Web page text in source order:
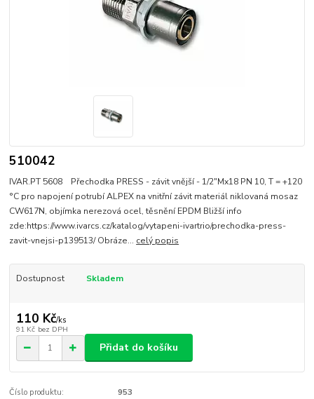
510042
IVAR.PT 5608 Přechodka PRESS - závit vnější - 1/2"Mx18 PN 10, T = +120
°C pro napojení potrubí ALPEX na vnitřní závit materiál niklovaná mosaz
CW617N, objímka nerezová ocel, těsnění EPDM Bližší info
zde:https://www.ivarcs.cz/katalog/vytapeni-ivartrio/prechodka-press-
zavit-vnejsi-p139513/ Obráze... celý popis
Dostupnost Skladem
110 Kč/ks
91 Kč bez DPH
Přidat do košíku
Číslo produktu: 953